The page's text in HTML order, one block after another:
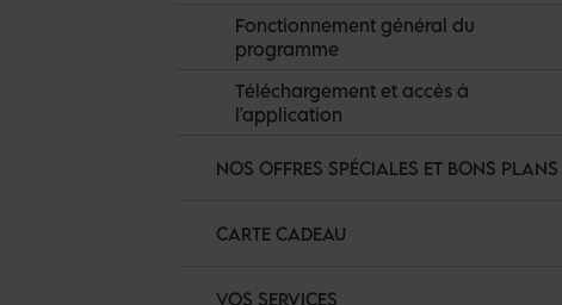
Fonctionnement général du
programme
Téléchargement et accès à
l'application
NOS OFFRES SPÉCIALES ET BONS PLANS
CARTE CADEAU
VOS SERVICES